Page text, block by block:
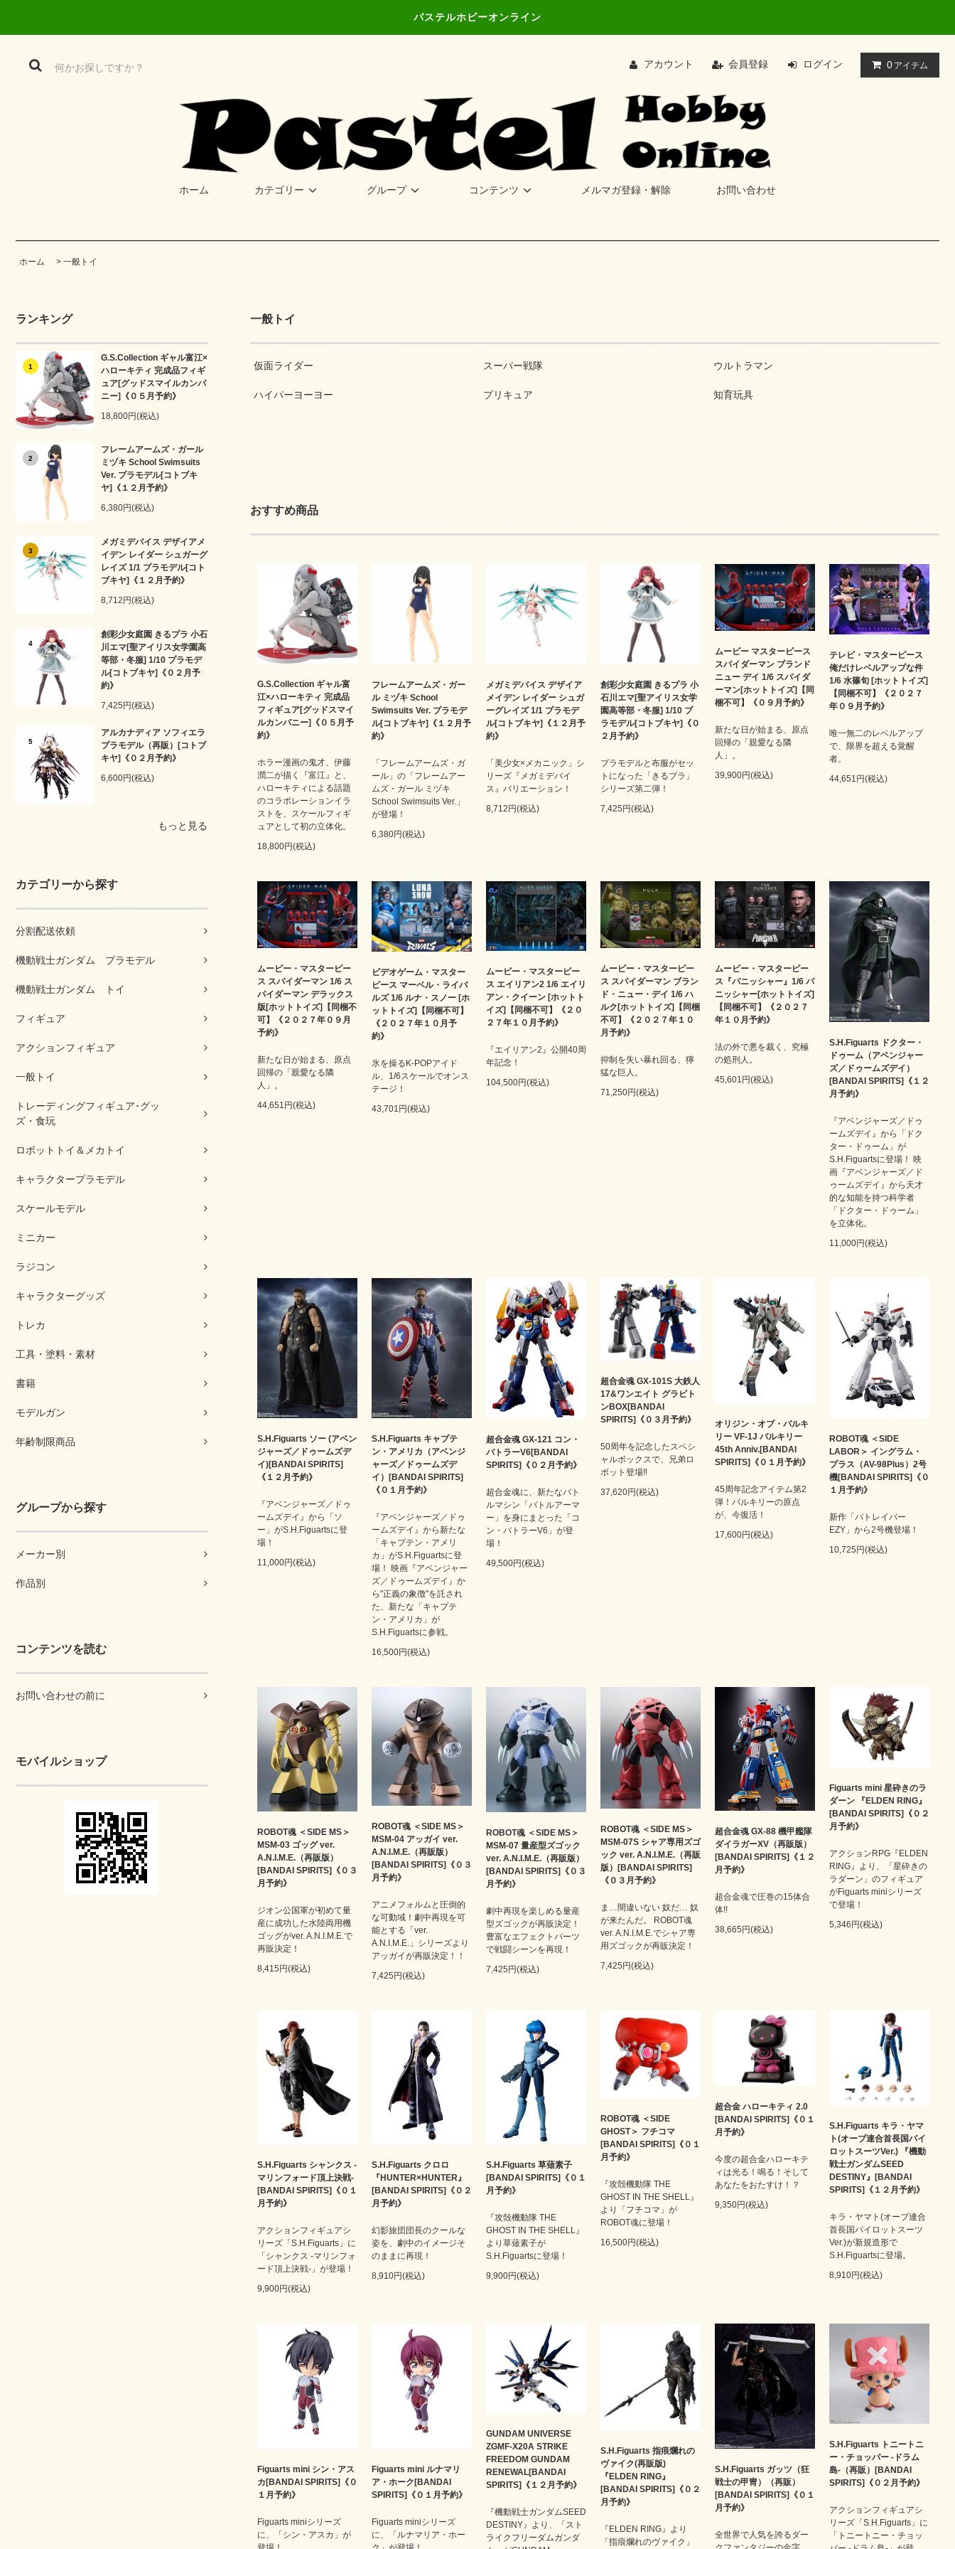
パステルホビーオンライン
アカウント 会員登録 ログイン 0 アイテム
ホーム カテゴリー グループ コンテンツ メルマガ登録・解除 お問い合わせ
ホーム > 一般トイ
ランキング
1
G.S.Collection ギャル富江×
ハローキティ 完成品フィギ
ュア[グッドスマイルカンパ
ニー]《０５月予約》
18,800円(税込)
2
フレームアームズ・ガール
ミヅキ School Swimsuits
Ver. プラモデル[コトブキ
ヤ]《１２月予約》
6,380円(税込)
3
メガミデバイス デザイアメ
イデン レイダー シュガーグ
レイズ 1/1 プラモデル[コト
ブキヤ]《１２月予約》
8,712円(税込)
4
創彩少女庭園 きるプラ 小石
川エマ[聖アイリス女学園高
等部・冬服] 1/10 プラモデ
ル[コトブキヤ]《０２月予
約》
7,425円(税込)
5
アルカナディア ソフィエラ
プラモデル（再販）[コトブ
キヤ]《０２月予約》
6,600円(税込)
もっと見る
カテゴリーから探す
分割配送依頼
機動戦士ガンダム プラモデル
機動戦士ガンダム トイ
フィギュア
アクションフィギュア
一般トイ
トレーディングフィギュア･グッ
ズ・食玩
ロボットトイ＆メカトイ
キャラクタープラモデル
スケールモデル
ミニカー
ラジコン
キャラクターグッズ
トレカ
工具・塗料・素材
書籍
モデルガン
年齢制限商品
グループから探す
メーカー別
作品別
コンテンツを読む
お問い合わせの前に
モバイルショップ
一般トイ
仮面ライダー スーパー戦隊 ウルトラマン
ハイパーヨーヨー プリキュア 知育玩具
おすすめ商品
G.S.Collection ギャル富
江×ハローキティ 完成品
フィギュア[グッドスマイ
ルカンパニー]《０５月予
約》
ホラー漫画の鬼才、伊藤
潤二が描く『富江』と、
ハローキティによる話題
のコラボレーションイラ
ストを、スケールフィギ
ュアとして初の立体化。
18,800円(税込)
フレームアームズ・ガー
ル ミヅキ School
Swimsuits Ver. プラモデ
ル[コトブキヤ]《１２月予
約》
「フレームアームズ・ガ
ール」の「フレームアー
ムズ・ガール ミヅキ
School Swimsuits Ver.」
が登場！
6,380円(税込)
メガミデバイス デザイア
メイデン レイダー シュガ
ーグレイズ 1/1 プラモデ
ル[コトブキヤ]《１２月予
約》
「美少女×メカニック」シ
リーズ『メガミデバイ
ス』バリエーション！
8,712円(税込)
創彩少女庭園 きるプラ 小
石川エマ[聖アイリス女学
園高等部・冬服] 1/10 プ
ラモデル[コトブキヤ]《０
２月予約》
プラモデルと布服がセッ
トになった「きるプラ」
シリーズ第二弾！
7,425円(税込)
ムービー マスターピース
スパイダーマン ブランド
ニュー デイ 1/6 スパイダ
ーマン[ホットトイズ]【同
梱不可】《０９月予約》
新たな日が始まる、原点
回帰の「親愛なる隣
人」。
39,900円(税込)
テレビ・マスターピース
俺だけレベルアップな件
1/6 水篠旬 [ホットトイズ]
【同梱不可】《２０２７
年０９月予約》
唯一無二のレベルアップ
で、限界を超える覚醒
者。
44,651円(税込)
ムービー・マスターピー
ス スパイダーマン 1/6 ス
パイダーマン デラックス
版[ホットトイズ]【同梱不
可】《２０２７年０９月
予約》
新たな日が始まる、原点
回帰の「親愛なる隣
人」。
44,651円(税込)
ビデオゲーム・マスター
ピース マーベル・ライバ
ルズ 1/6 ルナ・スノー [ホ
ットトイズ]【同梱不可】
《２０２７年１０月予
約》
氷を操るK-POPアイド
ル、1/6スケールでオンス
テージ！
43,701円(税込)
ムービー・マスターピー
ス エイリアン2 1/6 エイリ
アン・クイーン [ホットト
イズ]【同梱不可】《２０
２７年１０月予約》
『エイリアン2』公開40周
年記念！
104,500円(税込)
ムービー・マスターピー
ス スパイダーマン ブラン
ド・ニュー・デイ 1/6 ハ
ルク[ホットトイズ]【同梱
不可】《２０２７年１０
月予約》
抑制を失い暴れ回る、獰
猛な巨人。
71,250円(税込)
ムービー・マスターピー
ス『パニッシャー』1/6 パ
ニッシャー[ホットトイズ]
【同梱不可】《２０２７
年１０月予約》
法の外で悪を裁く、究極
の処刑人。
45,601円(税込)
S.H.Figuarts ドクター・
ドゥーム（アベンジャー
ズ／ドゥームズデイ）
[BANDAI SPIRITS]《１２
月予約》
『アベンジャーズ／ドゥ
ームズデイ』から「ドク
ター・ドゥーム」が
S.H.Figuartsに登場！ 映
画『アベンジャーズ／ド
ゥームズデイ』から天才
的な知能を持つ科学者
「ドクター・ドゥーム」
を立体化。
11,000円(税込)
S.H.Figuarts ソー (アベン
ジャーズ／ドゥームズデ
イ)[BANDAI SPIRITS]
《１２月予約》
『アベンジャーズ／ドゥ
ームズデイ』から「ソ
ー」がS.H.Figuartsに登
場！
11,000円(税込)
S.H.Figuarts キャプテ
ン・アメリカ（アベンジ
ャーズ／ドゥームズデ
イ）[BANDAI SPIRITS]
《０１月予約》
『アベンジャーズ／ドゥ
ームズデイ』から新たな
「キャプテン・アメリ
カ」がS.H.Figuartsに登
場！ 映画『アベンジャー
ズ／ドゥームズデイ』か
ら"正義の象徴"を託され
た、新たな「キャプテ
ン・アメリカ」が
S.H.Figuartsに参戦。
16,500円(税込)
超合金魂 GX-121 コン・
バトラーV6[BANDAI
SPIRITS]《０２月予約》
超合金魂に、新たなバト
ルマシン「バトルアーマ
ー」を身にまとった「コ
ン・バトラーV6」が登
場！
49,500円(税込)
超合金魂 GX-101S 大鉄人
17&ワンエイト グラビト
ンBOX[BANDAI
SPIRITS]《０３月予約》
50周年を記念したスペシ
ャルボックスで、兄弟ロ
ボット登場‼
37,620円(税込)
オリジン・オブ・バルキ
リー VF-1J バルキリー
45th Anniv.[BANDAI
SPIRITS]《０１月予約》
45周年記念アイテム第2
弾！バルキリーの原点
が、今復活！
17,600円(税込)
ROBOT魂 ＜SIDE
LABOR＞ イングラム・
プラス（AV-98Plus）2号
機[BANDAI SPIRITS]《０
１月予約》
新作「パトレイバー
EZY」から2号機登場！
10,725円(税込)
ROBOT魂 ＜SIDE MS＞
MSM-03 ゴッグ ver.
A.N.I.M.E.（再販版）
[BANDAI SPIRITS]《０３
月予約》
ジオン公国軍が初めて量
産に成功した水陸両用機
ゴッグがver. A.N.I.M.E.で
再販決定！
8,415円(税込)
ROBOT魂 ＜SIDE MS＞
MSM-04 アッガイ ver.
A.N.I.M.E.（再販版）
[BANDAI SPIRITS]《０３
月予約》
アニメフォルムと圧倒的
な可動域！劇中再現を可
能とする「ver.
A.N.I.M.E.」シリーズより
アッガイが再販決定！！
7,425円(税込)
ROBOT魂 ＜SIDE MS＞
MSM-07 量産型ズゴック
ver. A.N.I.M.E.（再販版）
[BANDAI SPIRITS]《０３
月予約》
劇中再現を楽しめる量産
型ズゴックが再販決定！
豊富なエフェクトパーツ
で戦闘シーンを再現！
7,425円(税込)
ROBOT魂 ＜SIDE MS＞
MSM-07S シャア専用ズゴ
ック ver. A.N.I.M.E.（再販
版）[BANDAI SPIRITS]
《０３月予約》
ま…間違いない 奴だ… 奴
が来たんだ。 ROBOT魂
ver. A.N.I.M.E.でシャア専
用ズゴックが再販決定！
7,425円(税込)
超合金魂 GX-88 機甲艦隊
ダイラガーXV（再販版）
[BANDAI SPIRITS]《１２
月予約》
超合金魂で圧巻の15体合
体!!
38,665円(税込)
Figuarts mini 星砕きのラ
ダーン 『ELDEN RING』
[BANDAI SPIRITS]《０２
月予約》
アクションRPG『ELDEN
RING』より、「星砕きの
ラダーン」のフィギュア
がFiguarts miniシリーズ
で登場！
5,346円(税込)
S.H.Figuarts シャンクス -
マリンフォード頂上決戦-
[BANDAI SPIRITS]《０１
月予約》
アクションフィギュアシ
リーズ「S.H.Figuarts」に
「シャンクス -マリンフォ
ード頂上決戦-」が登場！
9,900円(税込)
S.H.Figuarts クロロ
『HUNTER×HUNTER』
[BANDAI SPIRITS]《０２
月予約》
幻影旅団団長のクールな
姿を、劇中のイメージそ
のままに再現！
8,910円(税込)
S.H.Figuarts 草薙素子
[BANDAI SPIRITS]《０１
月予約》
『攻殻機動隊 THE
GHOST IN THE SHELL』
より草薙素子が
S.H.Figuartsに登場！
9,900円(税込)
ROBOT魂 ＜SIDE
GHOST＞ フチコマ
[BANDAI SPIRITS]《０１
月予約》
『攻殻機動隊 THE
GHOST IN THE SHELL』
より「フチコマ」が
ROBOT魂に登場！
16,500円(税込)
超合金 ハローキティ 2.0
[BANDAI SPIRITS]《０１
月予約》
今度の超合金ハローキテ
ィは光る！鳴る！そして
あなたをおたすけ！？
9,350円(税込)
S.H.Figuarts キラ・ヤマ
ト(オーブ連合首長国パイ
ロットスーツVer.) 『機動
戦士ガンダムSEED
DESTINY』[BANDAI
SPIRITS]《１２月予約》
キラ・ヤマト(オーブ連合
首長国パイロットスーツ
Ver.)が新規造形で
S.H.Figuartsに登場。
8,910円(税込)
Figuarts mini シン・アス
カ[BANDAI SPIRITS]《０
１月予約》
Figuarts miniシリーズ
に、「シン・アスカ」が
Figuarts mini ルナマリ
ア・ホーク[BANDAI
SPIRITS]《０１月予約》
Figuarts miniシリーズ
に、「ルナマリア・ホー
GUNDAM UNIVERSE
ZGMF-X20A STRIKE
FREEDOM GUNDAM
RENEWAL[BANDAI
SPIRITS]《１２月予約》
『機動戦士ガンダムSEED
DESTINY』より、「スト
ライクフリーダムガンダ
S.H.Figuarts 指痕爛れの
ヴァイク(再販版)
『ELDEN RING』
[BANDAI SPIRITS]《０２
月予約》
『ELDEN RING』より
「指痕爛れのヴァイク」
S.H.Figuarts ガッツ（狂
戦士の甲冑）（再販）
[BANDAI SPIRITS]《０１
月予約》
全世界で人気を誇るダー
S.H.Figuarts トニートニ
ー・チョッパー -ドラム
島-（再販）[BANDAI
SPIRITS]《０２月予約》
アクションフィギュアシ
リーズ「S.H.Figuarts」に
「トニートニー・チョッ